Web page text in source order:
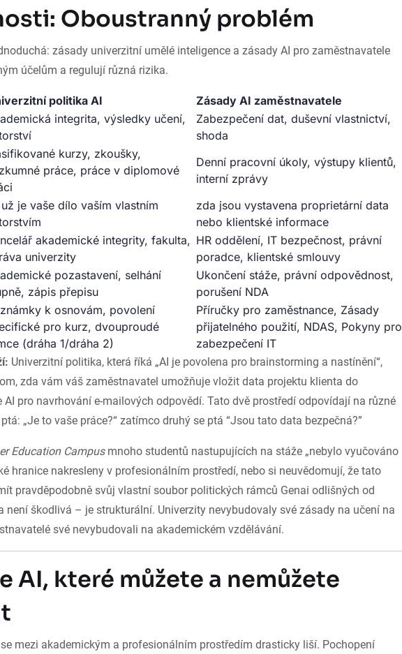
Oboustranný problém
zásady univerzitní umělé inteligence a zásady AI pro zaměstnavatele
účelům a regulují různá rizika.
politika AI
Zásady AI zaměstnavatele
integrita, výsledky učení,
Zabezpečení dat, duševní vlastnictví,
shoda
kurzy, zkoušky,
práce, práce v diplomové
Denní pracovní úkoly, výstupy klientů,
interní zprávy
je vaše dílo vaším vlastním
zda jsou vystavena proprietární data
nebo klientské informace
akademické integrity, fakulta,
univerzity
HR oddělení, IT bezpečnost, právní
poradce, klientské smlouvy
pozastavení, selhání
zápis přepisu
Ukončení stáže, právní odpovědnost,
porušení NDA
k osnovám, povolení
pro kurz, dvouproudé
(dráha 1/dráha 2)
Příručky pro zaměstnance, Zásady
přijatelného použití, NDAS, Pokyny pro
zabezpečení IT
Univerzitní politika, která říká „AI je povolena pro brainstorming a nastínění“,
zda vám váš zaměstnavatel umožňuje vložit data projektu klienta do
AI pro navrhování e-mailových odpovědí. Tato dvě prostředí odpovídají na různé
„Je to vaše práce?“ zatímco druhý se ptá “Jsou tato data bezpečná?”
Education Campusmnoho studentů nastupujících na stáže „nebylo vyučováno
hranice nakresleny v profesionálním prostředí, nebo si neuvědomují, že tato
pravděpodobně svůj vlastní soubor politických rámců Genai odlišných od
není škodlivá – je strukturální. Univerzity nevybudovaly své zásady na učení na
své nevybudovali na akademickém vzdělávání.
AI, které můžete a nemůžete
mezi akademickým a profesionálním prostředím drasticky liší. Pochopení